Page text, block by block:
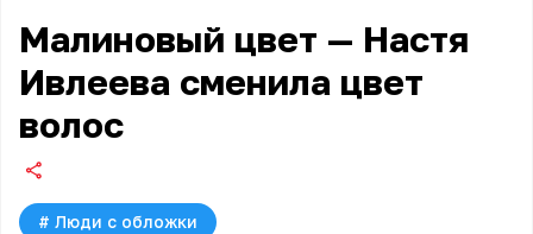
Малиновый цвет — Настя
Ивлеева сменила цвет
волос
# Люди с обложки